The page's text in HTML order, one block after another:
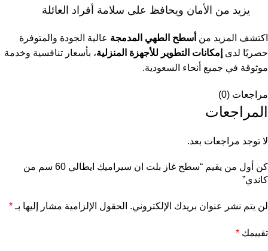
يزيد من الأمان ويحافظ على سلامة أفراد العائلة
اكتشف المزيد من أسطح الطهي المدمجة عالية الجودة والمتوفرة
حصريًا لدى إمكانات التطوير للأجهزة المنزلية، بأسعار تنافسية وخدمة
موثوقة في جميع أنحاء السعودية.
مراجعات (0)
المراجعات
لا توجد مراجعات بعد.
كن أول من يقيم “سطح غاز بلت ان سيراميك ايطالي 60 سم من
كاندي”
لن يتم نشر عنوان بريدك الإلكتروني. الحقول الإلزامية مشار إليها بـ *
تقييمك *